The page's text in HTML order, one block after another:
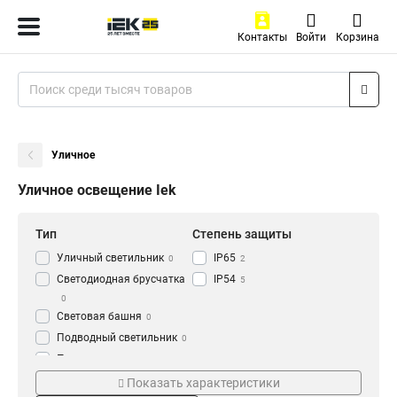
Контакты Войти Корзина
Уличное
Уличное освещение Iek
Тип
Уличный светильник 0
Светодиодная брусчатка
0
Световая башня 0
Подводный светильник 0
Прожектор
Степень защиты
IP65 2
IP54 5
Галоген черный 1 Rx7s 0
Показать характеристики